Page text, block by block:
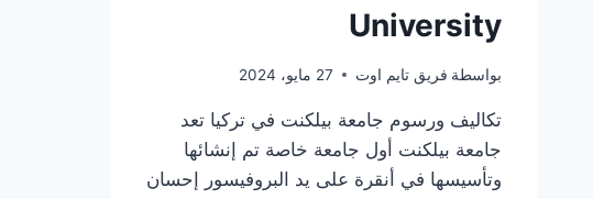
University
بواسطة فريق تايم اوت 27 مايو، 2024
تكاليف ورسوم جامعة بيلكنت في تركيا تعد
جامعة بيلكنت أول جامعة خاصة تم إنشائها
وتأسيسها في أنقرة على يد البروفيسور إحسان